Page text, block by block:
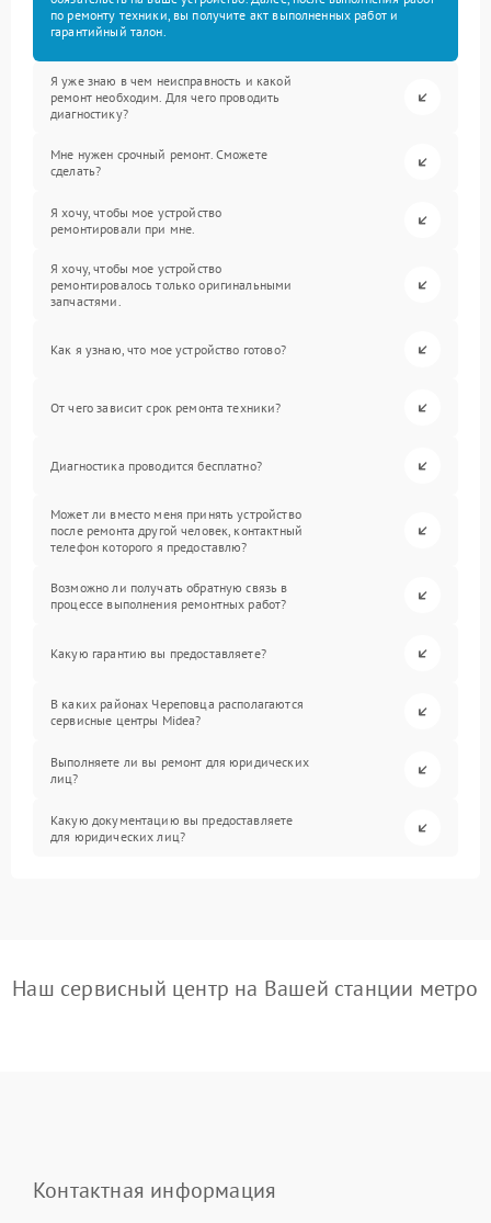
по ремонту техники, вы получите акт выполненных работ и
гарантийный талон.
Я уже знаю в чем неисправность и какой
ремонт необходим. Для чего проводить
диагностику?
Мне нужен срочный ремонт. Сможете
сделать?
Я хочу, чтобы мое устройство
ремонтировали при мне.
Я хочу, чтобы мое устройство
ремонтировалось только оригинальными
запчастями.
Как я узнаю, что мое устройство готово?
От чего зависит срок ремонта техники?
Диагностика проводится бесплатно?
Может ли вместо меня принять устройство
после ремонта другой человек, контактный
телефон которого я предоставлю?
Возможно ли получать обратную связь в
процессе выполнения ремонтных работ?
Какую гарантию вы предоставляете?
В каких районах Череповца располагаются
сервисные центры Midea?
Выполняете ли вы ремонт для юридических
лиц?
Какую документацию вы предоставляете
для юридических лиц?
Наш сервисный центр на Вашей станции метро
Контактная информация